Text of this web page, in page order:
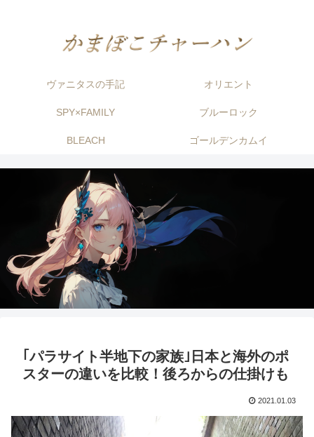
ヴァニタスの手記 オリエント
SPY×FAMILY ブルーロック
BLEACH ゴールデンカムイ
｢パラサイト半地下の家族｣日本と海外のポ
スターの違いを比較！後ろからの仕掛けも
2021.01.03